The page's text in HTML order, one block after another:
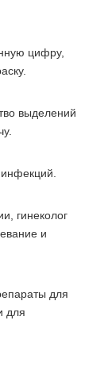
цифру,
выделений
инфекций.
гинеколог
и
для
для